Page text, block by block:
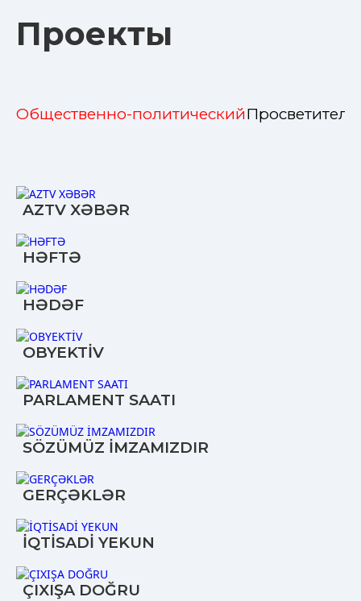
Проекты
Общественно-политический
AZTV XƏBƏR
HƏFTƏ
HƏDƏF
OBYEKTİV
PARLAMENT SAATI
SÖZÜMÜZ İMZAMIZDIR
GERÇƏKLƏR
İQTİSADİ YEKUN
ÇIXIŞA DOĞRU